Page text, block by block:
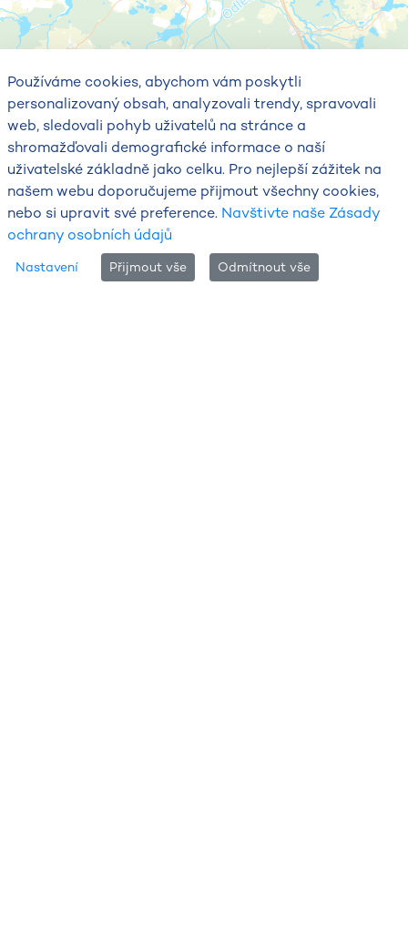
Používáme cookies, abychom vám poskytli
personalizovaný obsah, analyzovali trendy, spravovali
web, sledovali pohyb uživatelů na stránce a
shromažďovali demografické informace o naší
uživatelské základně jako celku. Pro nejlepší zážitek na
našem webu doporučujeme přijmout všechny cookies,
nebo si upravit své preference. Navštivte naše Zásady
ochrany osobních údajů
Nastavení Přijmout vše Odmítnout vše